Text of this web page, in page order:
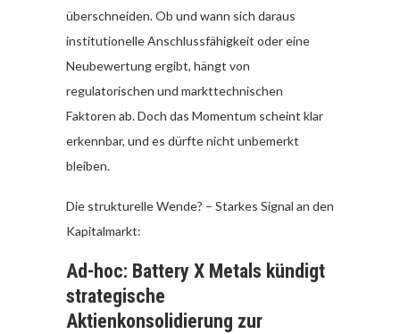
überschneiden. Ob und wann sich daraus
institutionelle Anschlussfähigkeit oder eine
Neubewertung ergibt, hängt von
regulatorischen und markttechnischen
Faktoren ab. Doch das Momentum scheint klar
erkennbar, und es dürfte nicht unbemerkt
bleiben.
Die strukturelle Wende? – Starkes Signal an den
Kapitalmarkt:
Ad-hoc: Battery X Metals kündigt
strategische
Aktienkonsolidierung zur